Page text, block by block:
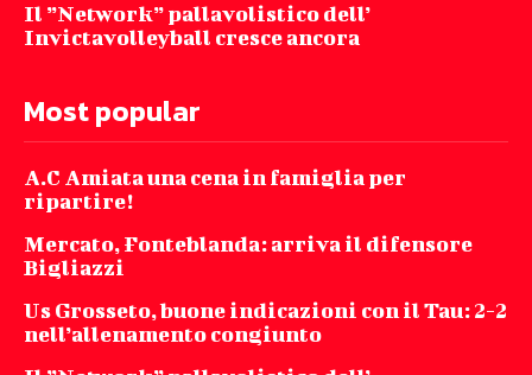
Il ”Network” pallavolistico dell’
Invictavolleyball cresce ancora
Most popular
A.C Amiata una cena in famiglia per
ripartire!
Mercato, Fonteblanda: arriva il difensore
Bigliazzi
Us Grosseto, buone indicazioni con il Tau: 2-2
nell’allenamento congiunto